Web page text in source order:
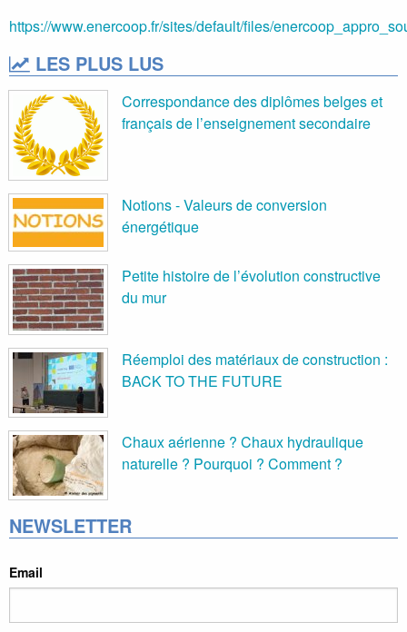
https://www.enercoop.fr/sites/default/files/
LES PLUS LUS
Correspondance des diplômes belges et
français de l’enseignement secondaire
Notions - Valeurs de conversion
énergétique
Petite histoire de l’évolution constructive
du mur
Réemploi des matériaux de construction :
BACK TO THE FUTURE
Chaux aérienne ? Chaux hydraulique
naturelle ? Pourquoi ? Comment ?
NEWSLETTER
Email